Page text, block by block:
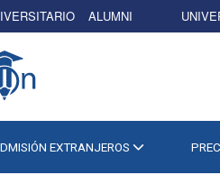
ALUMNI
EXTRANJEROS